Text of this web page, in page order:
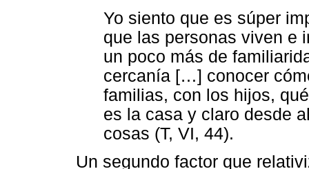
Yo siento que es súper
que las personas viven e
un poco más de
cercanía […] conocer
familias, con los hijos,
es la casa y claro desde
cosas (T, VI, 44).
Un segundo factor que